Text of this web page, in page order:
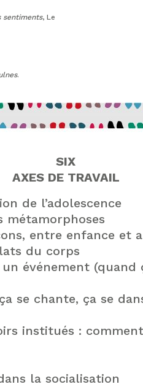
sentiments, Le
.
SIX
AXES DE TRAVAIL
de l’adolescence
métamorphoses
entre enfance et
du corps
un événement (quand
se chante, ça se
institués :
la socialisation